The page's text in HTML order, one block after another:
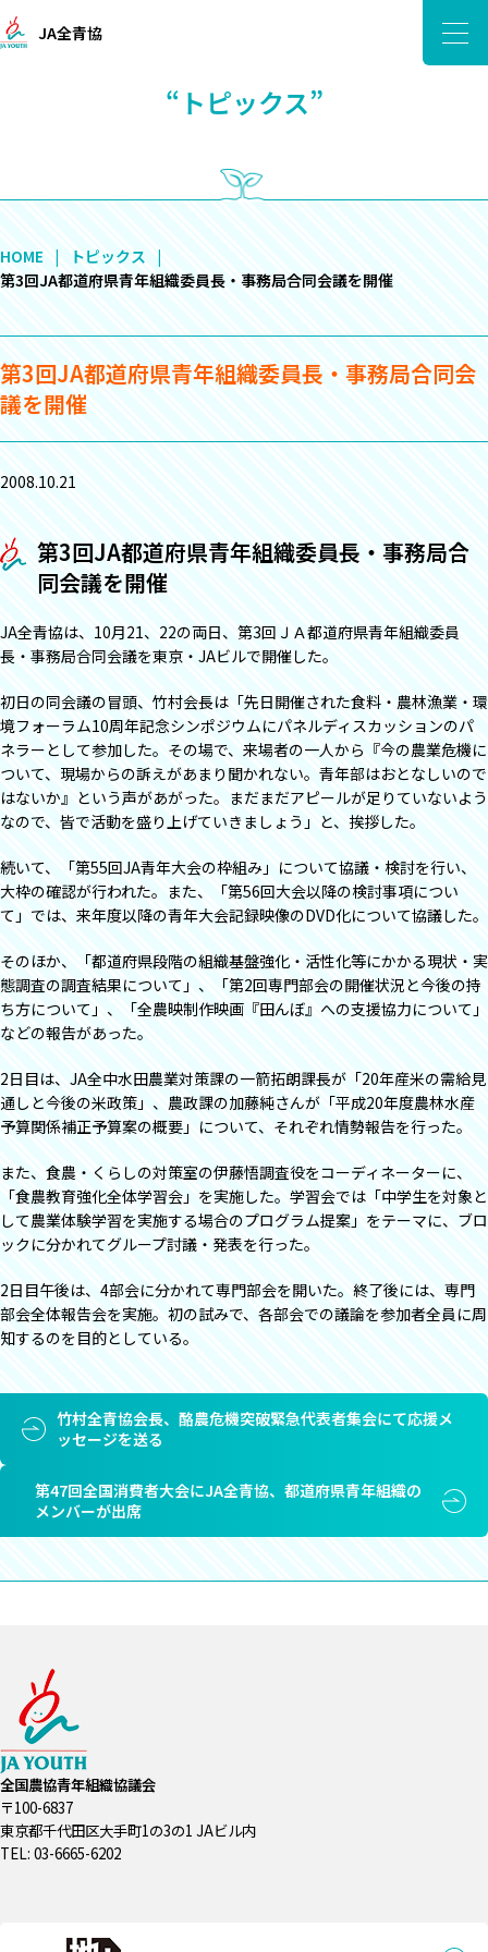
JA全青協
“トピックス”
HOME
トピックス
第3回JA都道府県青年組織委員長・事務局合同会議を開催
第3回JA都道府県青年組織委員長・事務局合同会
議を開催
2008.10.21
第3回JA都道府県青年組織委員長・事務局合
同会議を開催
JA全青協は、10月21、22の両日、第3回ＪＡ都道府県青年組織委員
長・事務局合同会議を東京・JAビルで開催した。
初日の同会議の冒頭、竹村会長は「先日開催された食料・農林漁業・環
境フォーラム10周年記念シンポジウムにパネルディスカッションのパ
ネラーとして参加した。その場で、来場者の一人から『今の農業危機に
ついて、現場からの訴えがあまり聞かれない。青年部はおとなしいので
はないか』という声があがった。まだまだアピールが足りていないよう
なので、皆で活動を盛り上げていきましょう」と、挨拶した。
続いて、「第55回JA青年大会の枠組み」について協議・検討を行い、
大枠の確認が行われた。また、「第56回大会以降の検討事項につい
て」では、来年度以降の青年大会記録映像のDVD化について協議した。
そのほか、「都道府県段階の組織基盤強化・活性化等にかかる現状・実
態調査の調査結果について」、「第2回専門部会の開催状況と今後の持
ち方について」、「全農映制作映画『田んぼ』への支援協力について」
などの報告があった。
2日目は、JA全中水田農業対策課の一箭拓朗課長が「20年産米の需給見
通しと今後の米政策」、農政課の加藤純さんが「平成20年度農林水産
予算関係補正予算案の概要」について、それぞれ情勢報告を行った。
また、食農・くらしの対策室の伊藤悟調査役をコーディネーターに、
「食農教育強化全体学習会」を実施した。学習会では「中学生を対象と
して農業体験学習を実施する場合のプログラム提案」をテーマに、ブロ
ックに分かれてグループ討議・発表を行った。
2日目午後は、4部会に分かれて専門部会を開いた。終了後には、専門
部会全体報告会を実施。初の試みで、各部会での議論を参加者全員に周
知するのを目的としている。
竹村全青協会長、酪農危機突破緊急代表者集会にて応援メ
ッセージを送る
第47回全国消費者大会にJA全青協、都道府県青年組織の
メンバーが出席
全国農協青年組織協議会
〒100-6837
東京都千代田区大手町1の3の1 JAビル内
TEL: 03-6665-6202